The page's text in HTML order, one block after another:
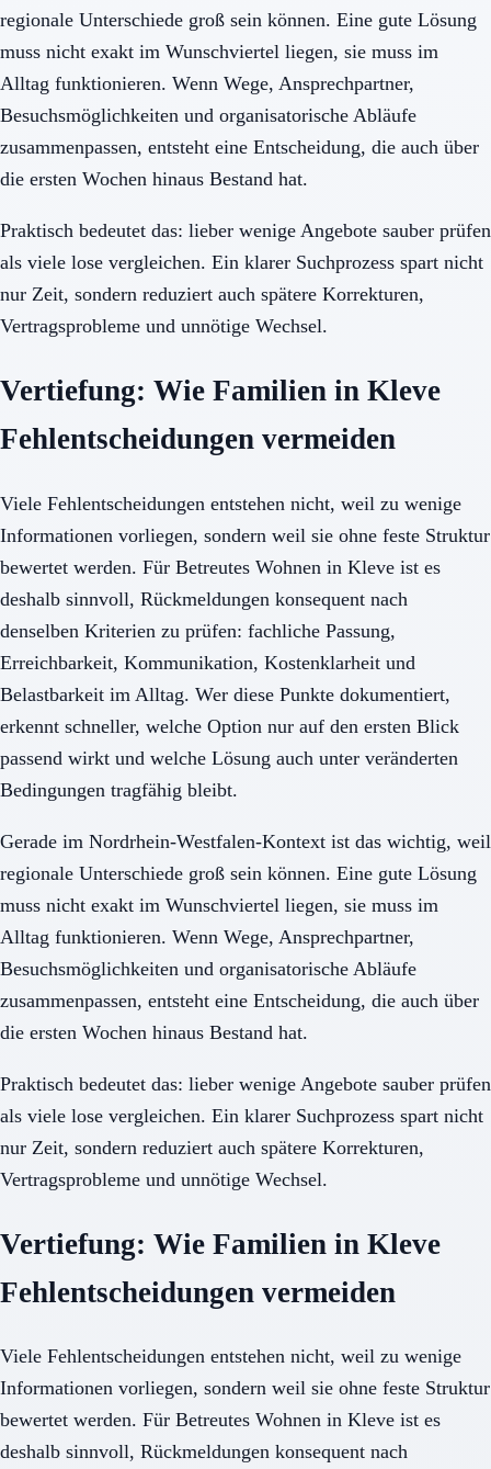
regionale Unterschiede groß sein können. Eine gute Lösung
muss nicht exakt im Wunschviertel liegen, sie muss im
Alltag funktionieren. Wenn Wege, Ansprechpartner,
Besuchsmöglichkeiten und organisatorische Abläufe
zusammenpassen, entsteht eine Entscheidung, die auch über
die ersten Wochen hinaus Bestand hat.
Praktisch bedeutet das: lieber wenige Angebote sauber prüfen
als viele lose vergleichen. Ein klarer Suchprozess spart nicht
nur Zeit, sondern reduziert auch spätere Korrekturen,
Vertragsprobleme und unnötige Wechsel.
Vertiefung: Wie Familien in Kleve
Fehlentscheidungen vermeiden
Viele Fehlentscheidungen entstehen nicht, weil zu wenige
Informationen vorliegen, sondern weil sie ohne feste Struktur
bewertet werden. Für Betreutes Wohnen in Kleve ist es
deshalb sinnvoll, Rückmeldungen konsequent nach
denselben Kriterien zu prüfen: fachliche Passung,
Erreichbarkeit, Kommunikation, Kostenklarheit und
Belastbarkeit im Alltag. Wer diese Punkte dokumentiert,
erkennt schneller, welche Option nur auf den ersten Blick
passend wirkt und welche Lösung auch unter veränderten
Bedingungen tragfähig bleibt.
Gerade im Nordrhein-Westfalen-Kontext ist das wichtig, weil
regionale Unterschiede groß sein können. Eine gute Lösung
muss nicht exakt im Wunschviertel liegen, sie muss im
Alltag funktionieren. Wenn Wege, Ansprechpartner,
Besuchsmöglichkeiten und organisatorische Abläufe
zusammenpassen, entsteht eine Entscheidung, die auch über
die ersten Wochen hinaus Bestand hat.
Praktisch bedeutet das: lieber wenige Angebote sauber prüfen
als viele lose vergleichen. Ein klarer Suchprozess spart nicht
nur Zeit, sondern reduziert auch spätere Korrekturen,
Vertragsprobleme und unnötige Wechsel.
Vertiefung: Wie Familien in Kleve
Fehlentscheidungen vermeiden
Viele Fehlentscheidungen entstehen nicht, weil zu wenige
Informationen vorliegen, sondern weil sie ohne feste Struktur
bewertet werden. Für Betreutes Wohnen in Kleve ist es
deshalb sinnvoll, Rückmeldungen konsequent nach